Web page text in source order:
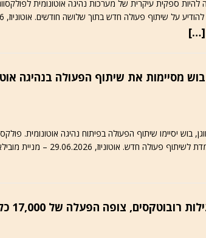
ספקית עיקרית של מערכות נהיגה אוטונומית
[…]
בוש מסיימות את שיתוף הפעולה בנהיגה
בוש יסיימו שיתוף הפעולה בפיתוח נהיגה אוטונומית.
חדשים. מובילאיי עשויה להיות מועמדת